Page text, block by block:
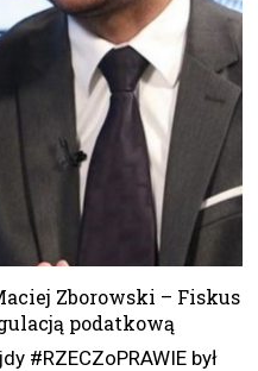
Zborowski – Fiskus
podatkową
#RZECZoPRAWIE był